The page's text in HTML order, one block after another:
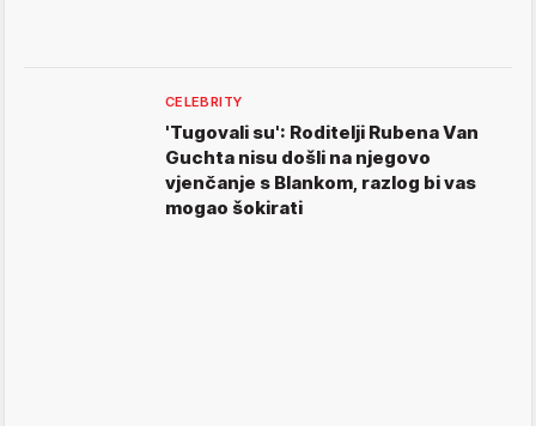
CELEBRITY
'Tugovali su': Roditelji Rubena Van
Guchta nisu došli na njegovo
vjenčanje s Blankom, razlog bi vas
mogao šokirati